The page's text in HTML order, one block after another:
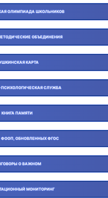
ОЛИМПИАДА ШКОЛЬНИКОВ
ОБЪЕДИНЕНИЯ
КАРТА
СЛУЖБА
КНИГА ПАМЯТИ
ФООП, ОБНОВЛЕННЫХ ФГОС
О ВАЖНОМ
МОНИТОРИНГ